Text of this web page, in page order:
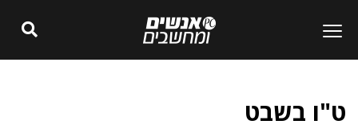
ט"ו בשבט